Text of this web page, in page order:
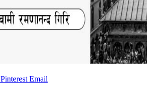
Pinterest Email